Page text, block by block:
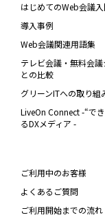
はじめてのWeb会議
導入事例
Web会議関連用語集
テレビ会議・無料会
との比較
グリーンITへの取り組
LiveOn Connect -“で
るDXメディア -
ご利用中のお客様
よくあるご質問
ご利用開始までの流れ